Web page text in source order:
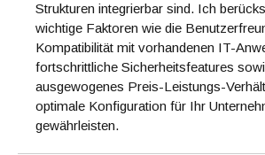
Strukturen integrierbar sind. Ich
wichtige Faktoren wie die
Kompatibilität mit vorhandenen IT-
fortschrittliche Sicherheitsfeatures
ausgewogenes Preis-Leistungs-
optimale Konfiguration für Ihr
gewährleisten.